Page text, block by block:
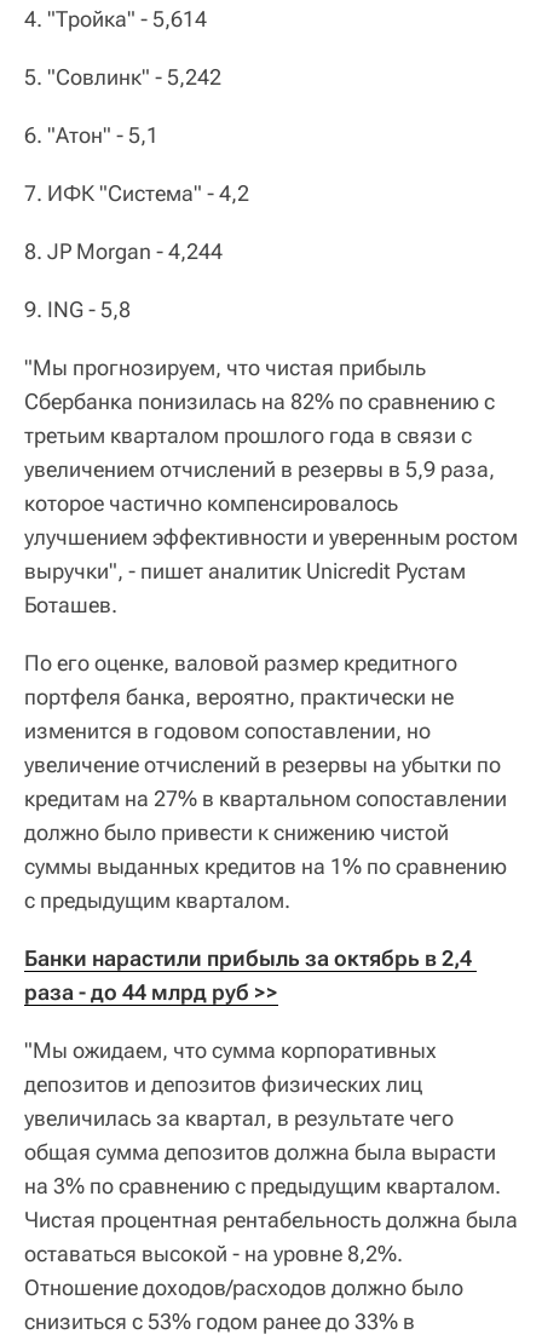
4. "Тройка" - 5,614
5. "Совлинк" - 5,242
6. "Атон" - 5,1
7. ИФК "Система" - 4,2
8. JP Morgan - 4,244
9. ING - 5,8
"Мы прогнозируем, что чистая прибыль
Сбербанка понизилась на 82% по сравнению с
третьим кварталом прошлого года в связи с
увеличением отчислений в резервы в 5,9 раза,
которое частично компенсировалось
улучшением эффективности и уверенным ростом
выручки", - пишет аналитик Unicredit Рустам
Боташев.
По его оценке, валовой размер кредитного
портфеля банка, вероятно, практически не
изменится в годовом сопоставлении, но
увеличение отчислений в резервы на убытки по
кредитам на 27% в квартальном сопоставлении
должно было привести к снижению чистой
суммы выданных кредитов на 1% по сравнению
с предыдущим кварталом.
Банки нарастили прибыль за октябрь в 2,4
раза - до 44 млрд руб >>
"Мы ожидаем, что сумма корпоративных
депозитов и депозитов физических лиц
увеличилась за квартал, в результате чего
общая сумма депозитов должна была вырасти
на 3% по сравнению с предыдущим кварталом.
Чистая процентная рентабельность должна была
оставаться высокой - на уровне 8,2%.
Отношение доходов/расходов должно было
снизиться с 53% годом ранее до 33% в